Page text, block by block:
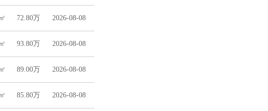
72.80万 2026-08-08
93.80万 2026-08-08
89.00万 2026-08-08
85.80万 2026-08-08